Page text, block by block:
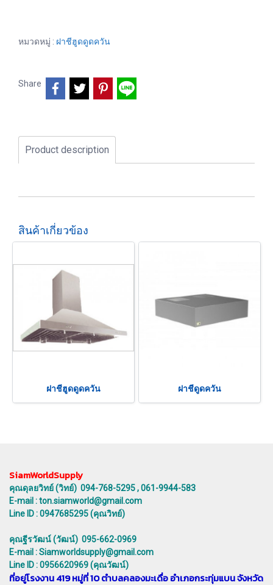
หมวดหมู่ : ฝาชีฮูดดูดควัน
Share
Product description
สินค้าเกี่ยวข้อง
ฝาชีฮูดดูดควัน ฝาชีดูดควัน
SiamWorldSupply
คุณดุลยวิทย์ (วิทย์) 094-768-5295 , 061-9944-583
E-mail : ton.siamworld@gmail.com
Line ID : 0947685295 (คุณวิทย์)
คุณฐีรวัฒน์ (วัฒน์) 095-662-0969
E-mail : Siamworldsupply@gmail.com
Line ID : 0956620969 (คุณวัฒน์)
ที่อยู่โรงงาน 419 หมู่ที่ 10 ตำบลคลองมะเดื่อ อำเภอกระทุ่มแบน จังหวัด